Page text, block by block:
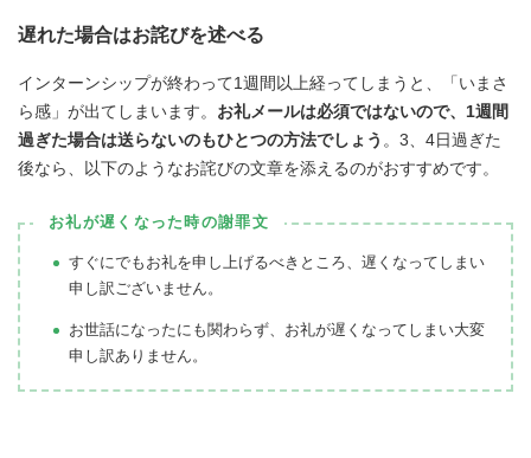
遅れた場合はお詫びを述べる
インターンシップが終わって1週間以上経ってしまうと、「いまさ
ら感」が出てしまいます。 お礼メールは必須ではないので、1週間
過ぎた場合は送らないのもひとつの方法でしょう 。3、4日過ぎた
後なら、以下のようなお詫びの文章を添えるのがおすすめです。
お礼が遅くなった時の謝罪文
すぐにでもお礼を申し上げるべきところ、遅くなってしまい
申し訳ございません。
お世話になったにも関わらず、お礼が遅くなってしまい大変
申し訳ありません。